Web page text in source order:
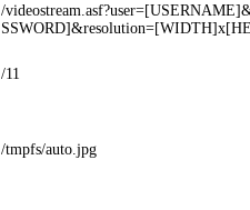
/
/11
/tmpfs/auto.jpg